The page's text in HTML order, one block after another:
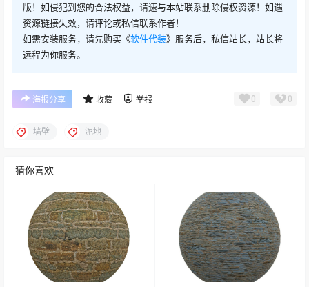
版！如侵犯到您的合法权益，请速与本站联系删除侵权资源！如遇
资源链接失效，请评论或私信联系作者！
如需安装服务，请先购买《软件代装》服务后，私信站长，站长将
远程为你服务。
海报分享 收藏 举报 0 0
墙壁 泥地
猜你喜欢